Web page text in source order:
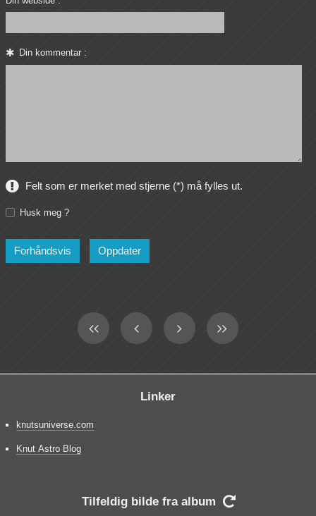
Din kommentar :
Felt som er merket med stjerne (*) må fylles ut.
Husk meg ?
Linker
knutsuniverse.com
Knut Astro Blog
Tilfeldig bilde fra album 